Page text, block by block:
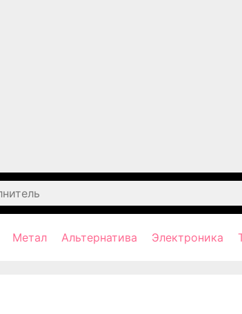
Метал Альтернатива Электроника